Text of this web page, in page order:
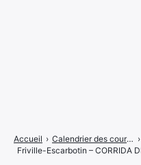
Accueil › Calendrier des courses ›
Friville-Escarbotin – CORRIDA